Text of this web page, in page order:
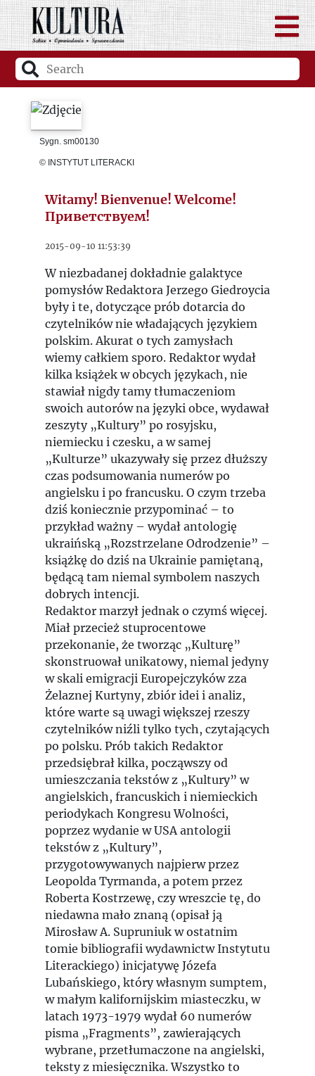
Sygn. sm00130
© INSTYTUT LITERACKI
Witamy! Bienvenue! Welcome!
Приветствуем!
2015-09-10 11:53:39
W niezbadanej dokładnie galaktyce
pomysłów Redaktora Jerzego Giedroycia
były i te, dotyczące prób dotarcia do
czytelników nie władających językiem
polskim. Akurat o tych zamysłach
wiemy całkiem sporo. Redaktor wydał
kilka książek w obcych językach, nie
stawiał nigdy tamy tłumaczeniom
swoich autorów na języki obce, wydawał
zeszyty „Kultury” po rosyjsku,
niemiecku i czesku, a w samej
„Kulturze” ukazywały się przez dłuższy
czas podsumowania numerów po
angielsku i po francusku. O czym trzeba
dziś koniecznie przypominać – to
przykład ważny – wydał antologię
ukraińską „Rozstrzelane Odrodzenie” –
książkę do dziś na Ukrainie pamiętaną,
będącą tam niemal symbolem naszych
dobrych intencji.
Redaktor marzył jednak o czymś więcej.
Miał przecież stuprocentowe
przekonanie, że tworząc „Kulturę”
skonstruował unikatowy, niemal jedyny
w skali emigracji Europejczyków zza
Żelaznej Kurtyny, zbiór idei i analiz,
które warte są uwagi większej rzeszy
czytelników niźli tylko tych, czytających
po polsku. Prób takich Redaktor
przedsiębrał kilka, począwszy od
umieszczania tekstów z „Kultury” w
angielskich, francuskich i niemieckich
periodykach Kongresu Wolności,
poprzez wydanie w USA antologii
tekstów z „Kultury”,
przygotowywanych najpierw przez
Leopolda Tyrmanda, a potem przez
Roberta Kostrzewę, czy wreszcie tę, do
niedawna mało znaną (opisał ją
Mirosław A. Supruniuk w ostatnim
tomie bibliografii wydawnictw Instytutu
Literackiego) inicjatywę Józefa
Lubańskiego, który własnym sumptem,
w małym kalifornijskim miasteczku, w
latach 1973-1979 wydał 60 numerów
pisma „Fragments”, zawierających
wybrane, przetłumaczone na angielski,
teksty z miesięcznika. Wszystko to